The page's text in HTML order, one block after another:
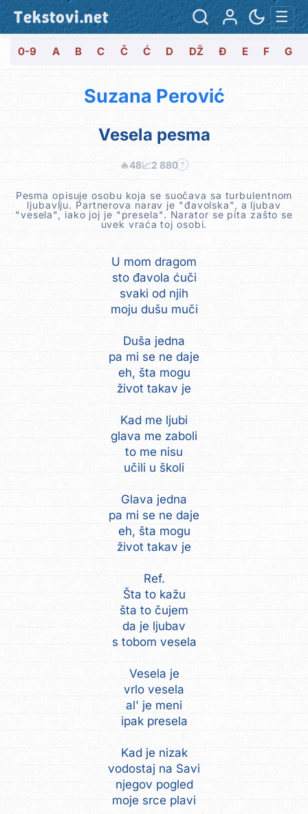
Tekstovi.net ☰
0-9 A B C Č Ć D DŽ Đ E F G
Suzana Perović
Vesela pesma
🔥48📈2 880 ?
Pesma opisuje osobu koja se suočava sa turbulentnom
ljubavlju. Partnerova narav je "đavolska", a ljubav
"vesela", iako joj je "presela". Narator se pita zašto se
uvek vraća toj osobi.
U mom dragom
sto đavola ćuči
svaki od njih
moju dušu muči
Duša jedna
pa mi se ne daje
eh, šta mogu
život takav je
Kad me ljubi
glava me zaboli
to me nisu
učili u školi
Glava jedna
pa mi se ne daje
eh, šta mogu
život takav je
Ref.
Šta to kažu
šta to čujem
da je ljubav
s tobom vesela
Vesela je
vrlo vesela
al' je meni
ipak presela
Kad je nizak
vodostaj na Savi
njegov pogled
moje srce plavi